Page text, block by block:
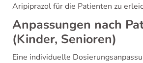
Aripiprazol für die Patienten zu
Anpassungen nach
(Kinder, Senioren)
Eine individuelle